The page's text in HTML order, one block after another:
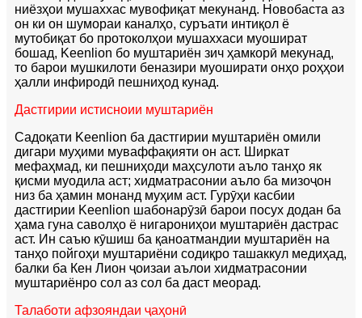
ниёзҳои мушаххас мувофиқат мекунанд. Новобаста аз
он ки он шумораи каналҳо, суръати интиқол ё
мутобиқат бо протоколҳои мушаххаси муошират
бошад, Keenlion бо муштариён зич ҳамкорӣ мекунад,
то барои мушкилоти беназири муоширати онҳо роҳҳои
ҳалли инфиродӣ пешниҳод кунад.
Дастгирии истисноии муштариён
Садоқати Keenlion ба дастгирии муштариён омили
дигари муҳими муваффақияти он аст. Ширкат
мефаҳмад, ки пешниҳоди маҳсулоти аъло танҳо як
қисми муодила аст; хидматрасонии аъло ба мизоҷон
низ ба ҳамин монанд муҳим аст. Гурӯҳи касбии
дастгирии Keenlion шабонарӯзӣ барои посух додан ба
ҳама гуна саволҳо ё нигарониҳои муштариён дастрас
аст. Ин саъю кӯшиш ба қаноатмандии муштариён на
танҳо пойгоҳи муштариёни содиқро ташаккул медиҳад,
балки ба Кен Лион ҷоизаи аълои хидматрасонии
муштариёнро сол аз сол ба даст меорад.
Талаботи афзояндаи ҷаҳонӣ